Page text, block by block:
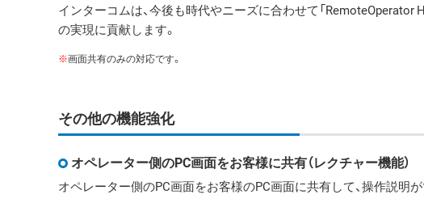
インターコムは、今後も時代やニーズに合わせて「
の実現に貢献します。
※画面共有のみの対応です。
その他の機能強化
オペレーター側のPC画面をお客様に共有（レクチャー機能）
オペレーター側のPC画面をお客様のPC画面に共有して、操作説明が